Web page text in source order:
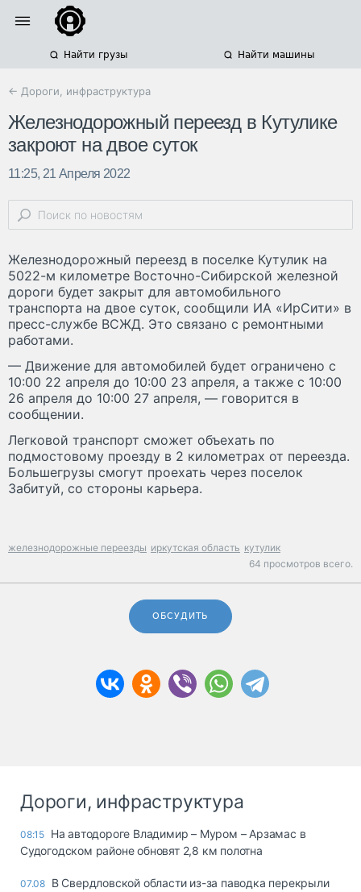
Найти грузы Найти машины
← Дороги, инфраструктура
Железнодорожный переезд в Кутулике
закроют на двое суток
11:25, 21 Апреля 2022
Железнодорожный переезд в поселке Кутулик на
5022-м километре Восточно-Сибирской железной
дороги будет закрыт для автомобильного
транспорта на двое суток, сообщили ИА «ИрСити» в
пресс-службе ВСЖД. Это связано с ремонтными
работами.
— Движение для автомобилей будет ограничено с
10:00 22 апреля до 10:00 23 апреля, а также с 10:00
26 апреля до 10:00 27 апреля, — говорится в
сообщении.
Легковой транспорт сможет объехать по
подмостовому проезду в 2 километрах от переезда.
Большегрузы смогут проехать через поселок
Забитуй, со стороны карьера.
железнодорожные переезды иркутская область кутулик
64 просмотров всего.
ОБСУДИТЬ
Дороги, инфраструктура
08:15 На автодороге Владимир – Муром – Арзамас в
Судогодском районе обновят 2,8 км полотна
07.08 В Свердловской области из-за паводка перекрыли